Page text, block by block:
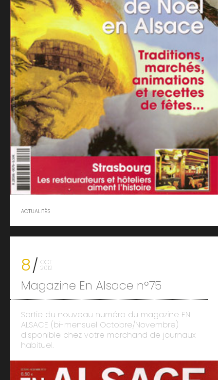
ACTUALITÉS
8 OCT
2012
Magazine En Alsace n°75
Sortie du nouveau numéro du magazine EN
ALSACE (bi-mensuel Octobre/Novembre)
disponible chez votre marchand de journaux
habituel.